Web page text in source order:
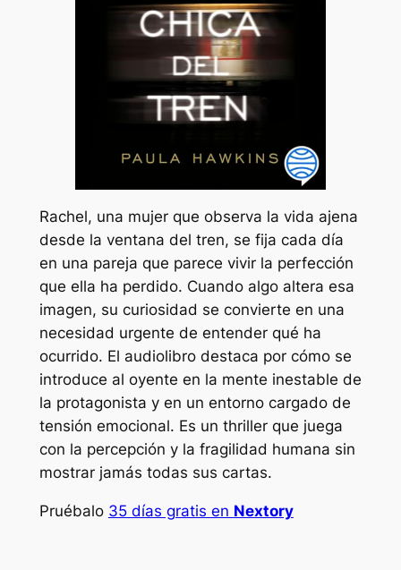
Rachel, una mujer que observa la vida ajena
desde la ventana del tren, se fija cada día
en una pareja que parece vivir la perfección
que ella ha perdido. Cuando algo altera esa
imagen, su curiosidad se convierte en una
necesidad urgente de entender qué ha
ocurrido. El audiolibro destaca por cómo se
introduce al oyente en la mente inestable de
la protagonista y en un entorno cargado de
tensión emocional. Es un thriller que juega
con la percepción y la fragilidad humana sin
mostrar jamás todas sus cartas.
Pruébalo 35 días gratis en Nextory